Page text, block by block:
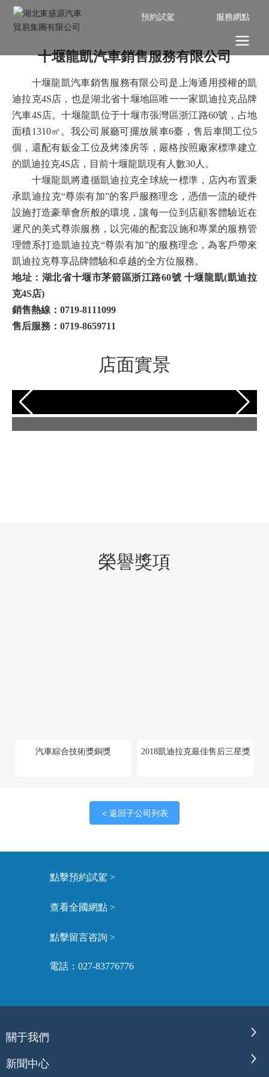
預約試駕 服務網點
十堰龍凱汽車銷售服務有限公司
十堰龍凱汽車銷售服務有限公司是上海通用授權的凱
迪拉克4S店，也是湖北省十堰地區唯一一家凱迪拉克品牌
汽車4S店。十堰龍凱位于十堰市張灣區浙江路60號，占地
面積1310㎡。我公司展廳可擺放展車6臺，售后車間工位5
個，還配有鈑金工位及烤漆房等，嚴格按照廠家標準建立
的凱迪拉克4S店，目前十堰龍凱現有人數30人。
十堰龍凱將遵循凱迪拉克全球統一標準，店內布置秉
承凱迪拉克“尊崇有加”的客戶服務理念，憑借一流的硬件
設施打造豪華會所般的環境，讓每一位到店顧客體驗近在
遲尺的美式尊崇服務，以完備的配套設施和專業的服務管
理體系打造凱迪拉克“尊崇有加”的服務理念，為客戶帶來
凱迪拉克尊享品牌體驗和卓越的全方位服務。
地址：湖北省十堰市茅箭區浙江路60號 十堰龍凱(凱迪拉
克4S店)
銷售熱線： 0719-8111099
售后服務： 0719-8659711
店面實景
榮譽獎項
汽車綜合技術獎銅獎 2018凱迪拉克最佳售后三星獎
< 返回子公司列表
點擊預約試駕 >
查看全國網點 >
點擊留言咨詢 >
電話：027-83776776
關于我們
新聞中心